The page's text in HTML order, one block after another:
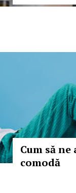
Cum să
comodă